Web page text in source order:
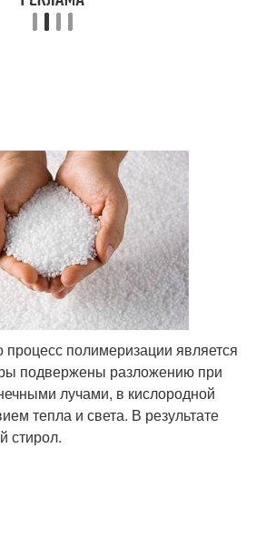
процесс полимеризации является
подвержены разложению при
лучами, в кислородной
тепла и света. В результате
стирол.